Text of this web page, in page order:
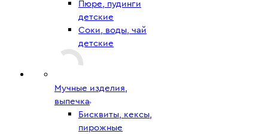
Пюре, пудинги
детские
Соки, воды, чай
детские
Мучные изделия,
выпечка
Бисквиты, кексы,
пирожные